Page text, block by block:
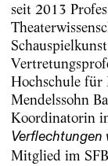
seit 2013
Hochschule für
Mendelssohn
Koordinatorin
Verflechtungen
Mitglied im SFB